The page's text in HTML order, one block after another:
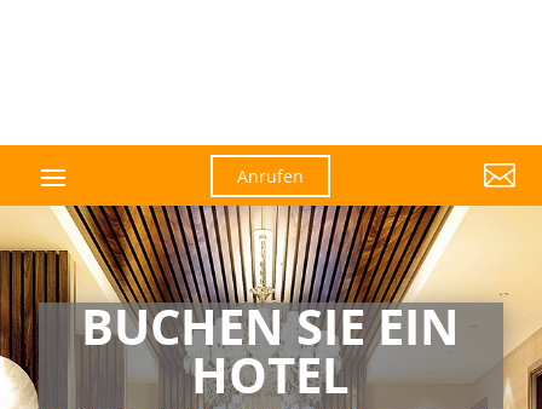
Anrufen 
BUCHEN SIE EIN
HOTEL